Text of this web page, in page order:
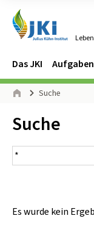
Navigation
Hauptmenü
Das JKI Aufgaben
Seitenpfad
Suche
Inhalt:
Suche
Suchergebnis
Es wurde kein